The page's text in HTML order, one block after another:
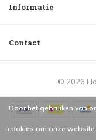
Informatie
Contact
© 2026
Door het gebruiken van
cookies om onze